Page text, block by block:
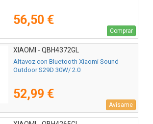
56,50 €
Comprar
XIAOMI - QBH4372GL
Altavoz con Bluetooth Xiaomi Sound
Outdoor S29D 30W/ 2.0
52,99 €
Avísame